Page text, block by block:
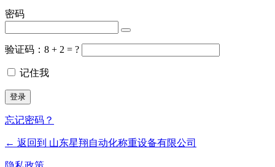
密码
验证码：8 + 2 = ?
记住我
忘记密码？
← 返回到 山东星翔自动化称重设备有限公司